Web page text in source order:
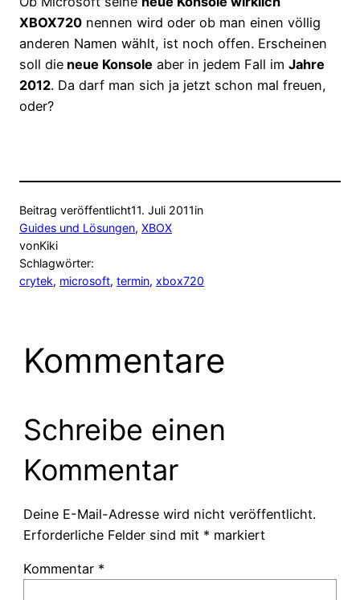
XBOX720 nennen wird oder ob man einen völlig
anderen Namen wählt, ist noch offen. Erscheinen
soll die neue Konsole aber in jedem Fall im Jahre
2012. Da darf man sich ja jetzt schon mal freuen,
oder?
Beitrag veröffentlicht11. Juli 2011in
Guides und Lösungen, XBOX
vonKiki
Schlagwörter:
crytek, microsoft, termin, xbox720
Kommentare
Schreibe einen
Kommentar
Deine E-Mail-Adresse wird nicht veröffentlicht.
Erforderliche Felder sind mit * markiert
Kommentar *